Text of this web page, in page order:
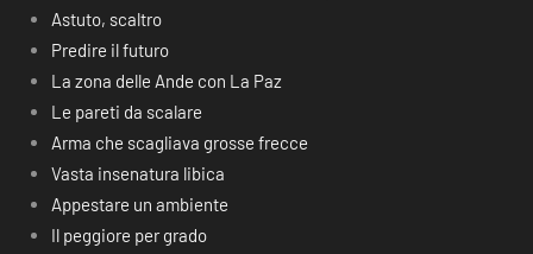
Astuto, scaltro
Predire il futuro
La zona delle Ande con La Paz
Le pareti da scalare
Arma che scagliava grosse frecce
Vasta insenatura libica
Appestare un ambiente
Il peggiore per grado